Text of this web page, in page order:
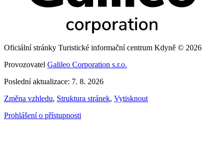
Oficiální stránky Turistické informační centrum Kdyně © 2026
Provozovatel Galileo Corporation s.r.o.
Poslední aktualizace: 7. 8. 2026
Změna vzhledu, Struktura stránek, Vytisknout
Prohlášení o přístupnosti